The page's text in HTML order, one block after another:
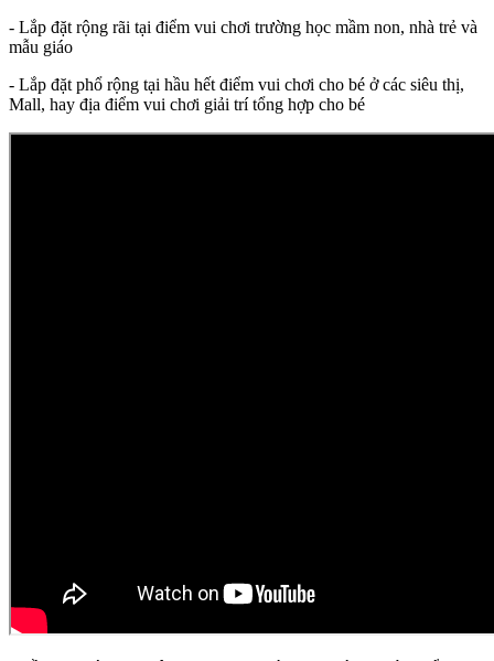
- Lắp đặt rộng rãi tại điểm vui chơi trường học mầm non, nhà trẻ và
mẫu giáo
- Lắp đặt phổ rộng tại hầu hết điểm vui chơi cho bé ở các siêu thị,
Mall, hay địa điểm vui chơi giải trí tổng hợp cho bé